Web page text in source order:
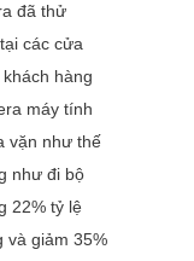
đã thử
các cửa
hàng
máy tính
vặn như thế
như đi bộ
22% tỷ lệ
và giảm 35%